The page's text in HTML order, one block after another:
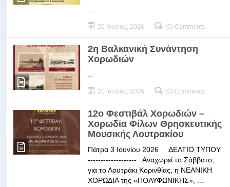
20 Ιουνίου, 2026 (0) Comments
2η Βαλκανική Συνάντηση
Χορωδιών
20 Ιουνίου, 2026 (0) Comments
12ο Φεστιβάλ Χορωδιών –
Χορωδία Φίλων Θρησκευτικής
Μουσικής Λουτρακίου
Πάτρα 3 Ιουνίου 2026 ΔΕΛΤΙΟ ΤΥΠΟΥ
------------------- Αναχωρεί το Σάββατο,
για το Λουτράκι Κορινθίας, η ΝΕΑΝΙΚΗ
ΧΟΡΩΔΙΑ της «ΠΟΛΥΦΩΝΙΚΗΣ», ...